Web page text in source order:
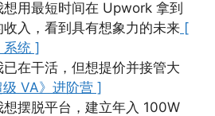
想用最短时间在 Upwork 拿到
入，看到具有想象力的未来 [
系统 ]
已在干活，但想提价并接管大
VA》进阶营 ]
想摆脱平台，建立年入 100W